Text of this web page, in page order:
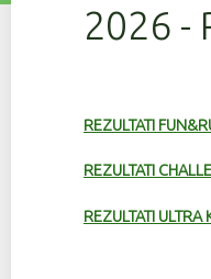
2026 -
REZULTATI
REZULTATI
REZULTATI ULTRA